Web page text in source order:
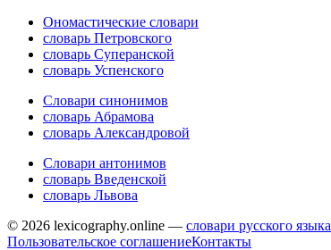
Ономастические словари
словарь Петровского
словарь Суперанской
словарь Успенского
Словари синонимов
словарь Абрамова
словарь Александровой
Словари антонимов
словарь Введенской
словарь Львова
© 2026 lexicography.online — словари русского языка
Пользовательское соглашениеКонтакты